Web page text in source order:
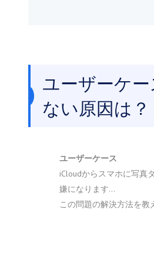
ユーザーケ
ない原因は？
ユーザーケース
iCloudからスマホに写真
嫌になります...
この問題の解決方法を教